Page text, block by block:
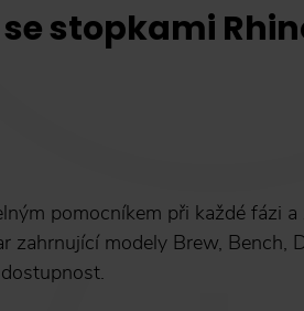
stopkami
pomocníkem při každé fázi
zahrnující modely Brew, Bench,